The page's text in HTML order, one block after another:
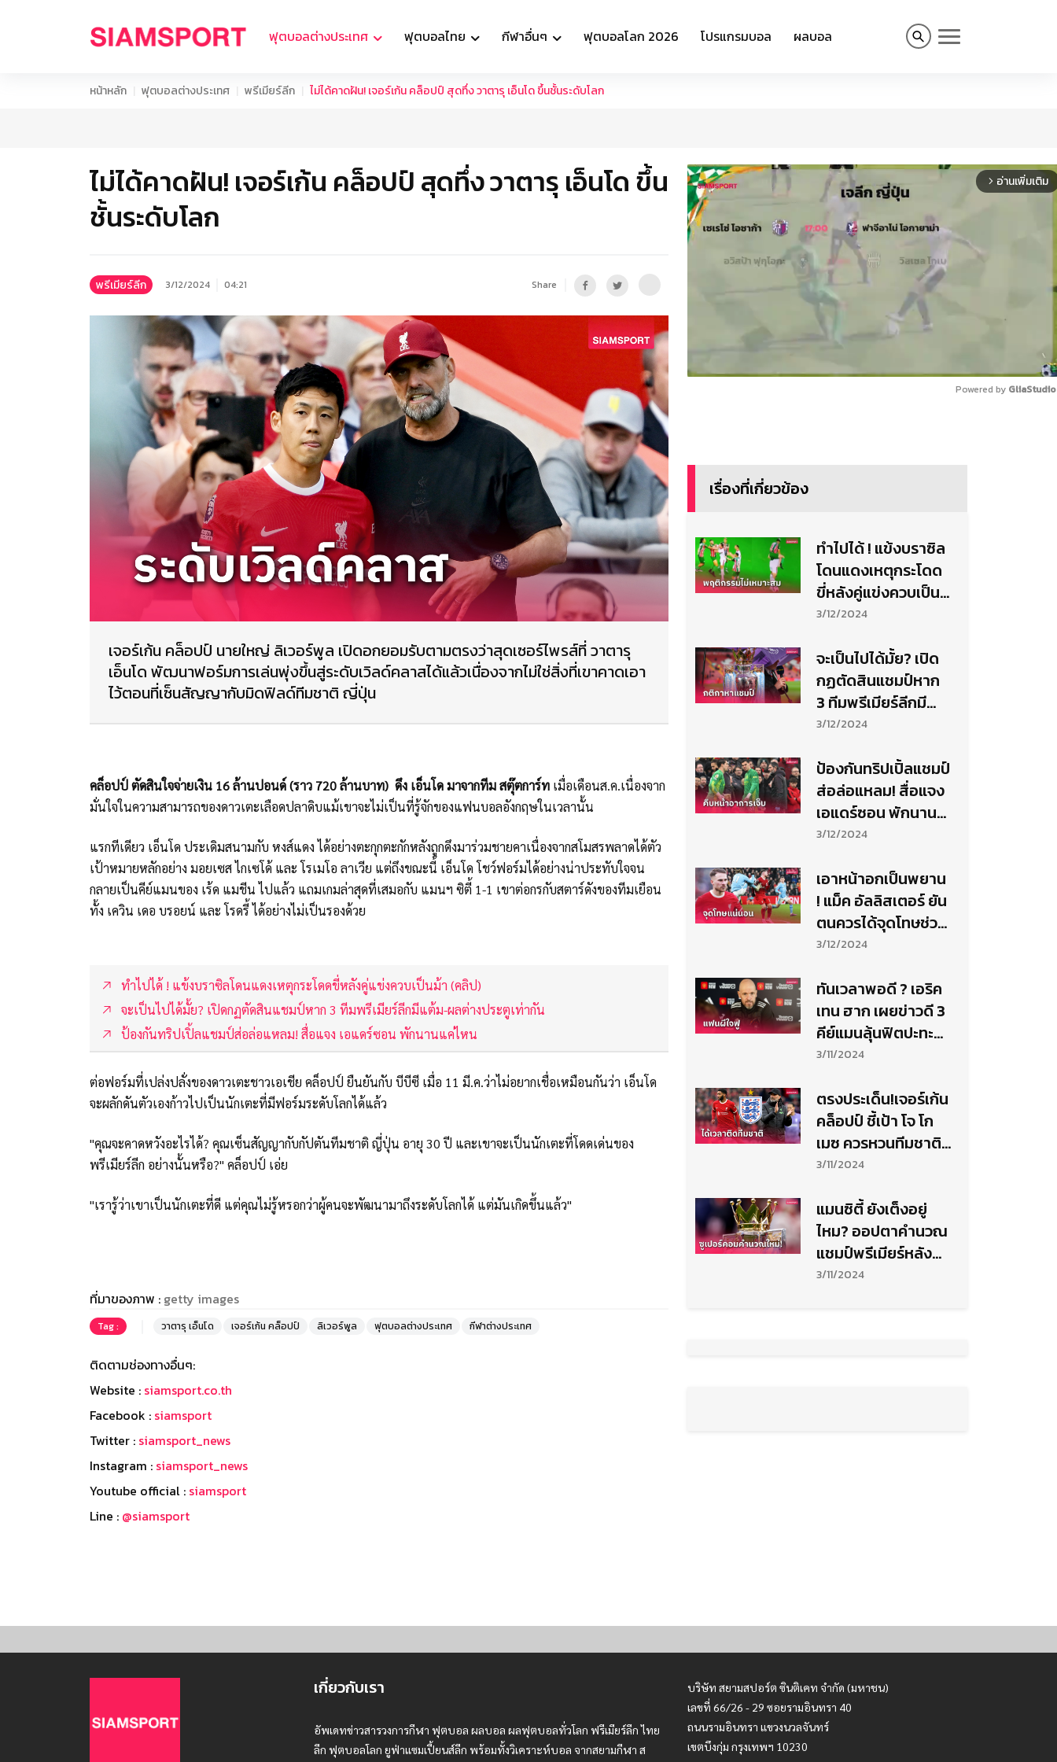
ฟุตบอลต่างประเทศ ฟุตบอลไทย กีฬาอื่นๆ ฟุตบอลโลก 2026 โปรแกรมบอล ผลบอล
หน้าหลัก ฟุตบอลต่างประเทศ พรีเมียร์ลีก ไม่ได้คาดฝัน! เจอร์เก้น คล็อปป์ สุดทึ่ง วาตารุ เอ็นโด ขึ้นชั้นระดับโลก
ไม่ได้คาดฝัน! เจอร์เก้น คล็อปป์ สุดทึ่ง วาตารุ เอ็นโด ขึ้น
ชั้นระดับโลก
พรีเมียร์ลีก 3/12/2024 04:21 Share
เจอร์เก้น คล็อปป์ นายใหญ่ ลิเวอร์พูล เปิดอกยอมรับตามตรงว่าสุดเซอร์ไพรส์ที่ วาตารุ
เอ็นโด พัฒนาฟอร์มการเล่นพุ่งขึ้นสู่ระดับเวิลด์คลาสได้แล้วเนื่องจากไม่ใช่สิ่งที่เขาคาดเอา
ไว้ตอนที่เซ็นสัญญากับมิดฟิลด์ทีมชาติ ญี่ปุ่น
คล็อปป์ ตัดสินใจจ่ายเงิน 16 ล้านปอนด์ (ราว 720 ล้านบาท) ดึง เอ็นโด มาจากทีม สตุ๊ตการ์ท เมื่อเดือนส.ค.เนื่องจาก
มั่นใจในความสามารถของดาวเตะเลือดปลาดิบแม้เขาจะไม่เป็นที่รู้จักของแฟนบอลอังกฤษในเวลานั้น
แรกทีเดียว เอ็นโด ประเดิมสนามกับ หงส์แดง ได้อย่างตะกุกตะกักหลังถูกดึงมาร่วมชายคาเนื่องจากสโมสรพลาดได้ตัว
เป้าหมายหลักอย่าง มอยเซส ไกเซโด้ และ โรเมโอ ลาเวีย แต่ถึงขณะนี้ เอ็นโด โชว์ฟอร์มได้อย่างน่าประทับใจจน
กลายเป็นคีย์แมนของ เร้ด แมชีน ไปแล้ว แถมเกมล่าสุดที่เสมอกับ แมนฯ ซิตี้ 1-1 เขาต่อกรกับสตาร์ดังของทีมเยือน
ทั้ง เควิน เดอ บรอยน์ และ โรดรี้ ได้อย่างไม่เป็นรองด้วย
ทำไปได้ ! แข้งบราซิลโดนแดงเหตุกระโดดขี่หลังคู่แข่งควบเป็นม้า (คลิป)
จะเป็นไปได้มั้ย? เปิดกฏตัดสินแชมป์หาก 3 ทีมพรีเมียร์ลีกมีแต้ม-ผลต่างประตูเท่ากัน
ป้องกันทริปเปิ้ลแชมป์ส่อล่อแหลม! สื่อแจง เอแดร์ซอน พักนานแค่ไหน
ต่อฟอร์มที่เปล่งปลั่งของดาวเตะชาวเอเชีย คล็อปป์ ยืนยันกับ บีบีซี เมื่อ 11 มี.ค.ว่าไม่อยากเชื่อเหมือนกันว่า เอ็นโด
จะผลักดันตัวเองก้าวไปเป็นนักเตะที่มีฟอร์มระดับโลกได้แล้ว
"คุณจะคาดหวังอะไรได้? คุณเซ็นสัญญากับกัปตันทีมชาติ ญี่ปุ่น อายุ 30 ปี และเขาจะเป็นนักเตะที่โดดเด่นของ
พรีเมียร์ลีก อย่างนั้นหรือ?" คล็อปป์ เอ่ย
"เรารู้ว่าเขาเป็นนักเตะที่ดี แต่คุณไม่รู้หรอกว่าผู้คนจะพัฒนามาถึงระดับโลกได้ แต่มันเกิดขึ้นแล้ว"
ที่มาของภาพ : getty images
Tag : วาตารุ เอ็นโด เจอร์เก้น คล็อปป์ ลิเวอร์พูล ฟุตบอลต่างประเทศ กีฬาต่างประเทศ
ติดตามช่องทางอื่นๆ:
Website : siamsport.co.th
Facebook : siamsport
Twitter : siamsport_news
Instagram : siamsport_news
Youtube official : siamsport
Line : @siamsport
arrow_forward_ios อ่านเพิ่มเติม
Powered by
เรื่องที่เกี่ยวข้อง
ทำไปได้ ! แข้งบราซิล
โดนแดงเหตุกระโดด
ขี่หลังคู่แข่งควบเป็น
ม้า (คลิป)
3/12/2024
จะเป็นไปได้มั้ย? เปิด
กฏตัดสินแชมป์หาก
3 ทีมพรีเมียร์ลีกมี
แต้ม-ผลต่างประตู
3/12/2024
ป้องกันทริปเปิ้ลแชมป์
ส่อล่อแหลม! สื่อแจง
เอแดร์ซอน พักนาน
แค่ไหน
3/12/2024
เอาหน้าอกเป็นพยาน
! แม็ค อัลลิสเตอร์ ยัน
ตนควรได้จุดโทษช่วง
ทดเจ็บ
3/12/2024
ทันเวลาพอดี ? เอริค
เทน ฮาก เผยข่าวดี 3
คีย์แมนลุ้นฟิตปะทะ
ลิเวอร์พูล
3/11/2024
ตรงประเด็น!เจอร์เก้น
คล็อปป์ ชี้เป้า โจ โก
เมซ ควรหวนทีมชาติ
อังกฤษ
3/11/2024
แมนซิตี้ ยังเต็งอยู่
ไหม? ออปตาคำนวณ
แชมป์พรีเมียร์หลัง
อาร์เซน่อล ขึ้นจ่าฝูง
3/11/2024
เกี่ยวกับเรา
อัพเดทข่าวสารวงการกีฬา ฟุตบอล ผลบอล ผลฟุตบอลทั่วโลก ฟรีเมียร์ลีก ไทย
ลีก ฟุตบอลโลก ยูฟ่าแซมเปี้ยนส์ลีก พร้อมทั้งวิเคราะห์บอล จากสยามกีฬา ส
บริษัท สยามสปอร์ต ซินติเคท จำกัด (มหาชน)
เลขที่ 66/26 - 29 ซอยรามอินทรา 40
ถนนรามอินทรา แขวงนวลจันทร์
เขตบึงกุ่ม กรุงเทพฯ 10230